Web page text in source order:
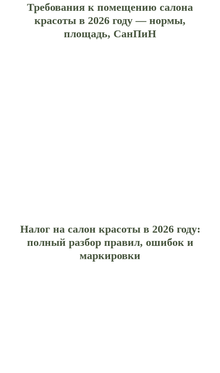
Требования к помещению салона
красоты в 2026 году — нормы,
площадь, СанПиН
Налог на салон красоты в 2026 году:
полный разбор правил, ошибок и
маркировки